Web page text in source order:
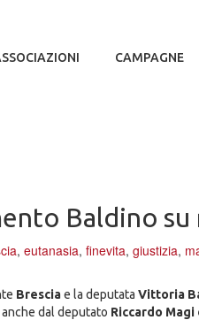
CAMPAGNE
Baldino
, eutanasia, finevita, giustizia,
Bresciae la deputata Vittoria
dal deputato Riccardo